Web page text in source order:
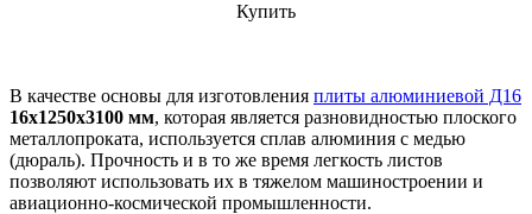
Купить
В качестве основы для изготовления плиты алюминиевой Д16
16х1250х3100 мм, которая является разновидностью плоского
металлопроката, используется сплав алюминия с медью
(дюраль). Прочность и в то же время легкость листов
позволяют использовать их в тяжелом машиностроении и
авиационно-космической промышленности.